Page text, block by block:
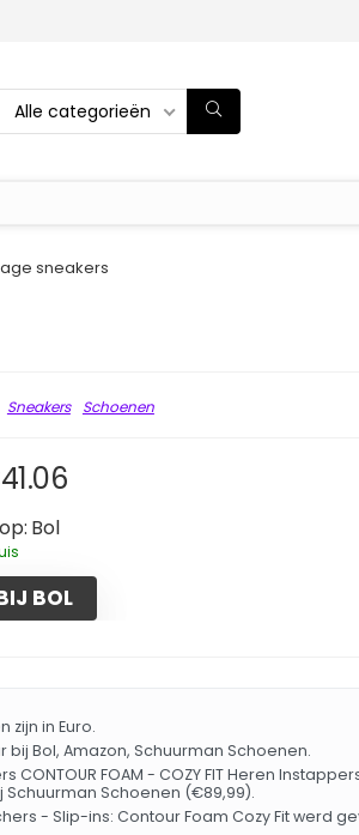
Alle categorieën
sneakers
Sneakers Schoenen
prijs was:
41.06Huidige prijs is: €41.06.
Bol
BOL
zijn in Euro.
Bol, Amazon, Schuurman Schoenen.
CONTOUR FOAM - COZY FIT Heren
Schuurman Schoenen (€89,99).
- Slip-ins: Contour Foam Cozy Fit werd